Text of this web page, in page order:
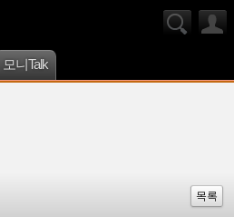
모니Talk
목록